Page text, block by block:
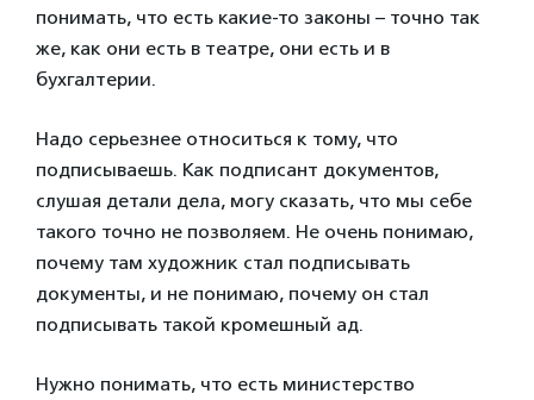
понимать, что есть какие-то законы – точно так
же, как они есть в театре, они есть и в
бухгалтерии.
Надо серьезнее относиться к тому, что
подписываешь. Как подписант документов,
слушая детали дела, могу сказать, что мы себе
такого точно не позволяем. Не очень понимаю,
почему там художник стал подписывать
документы, и не понимаю, почему он стал
подписывать такой кромешный ад.
Нужно понимать, что есть министерство